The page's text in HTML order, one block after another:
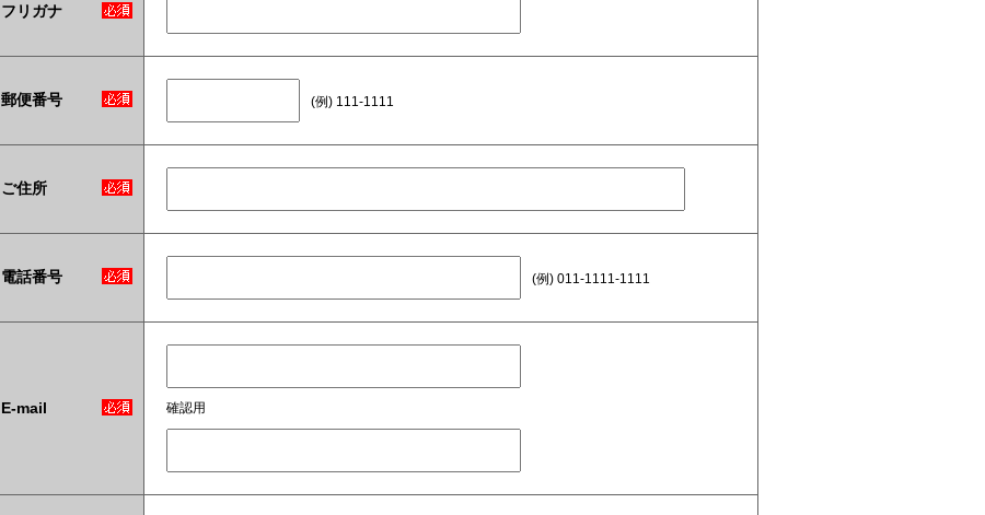
フリガナ
郵便番号 (例) 111-1111
ご住所
電話番号 (例) 011-1111-1111
E-mail 確認用